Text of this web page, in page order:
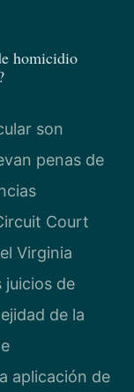
homicidio
son
penas de
Court
Virginia
juicios de
de la
aplicación de